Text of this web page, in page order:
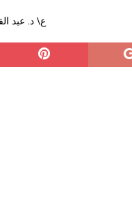
ع\ د. عبد